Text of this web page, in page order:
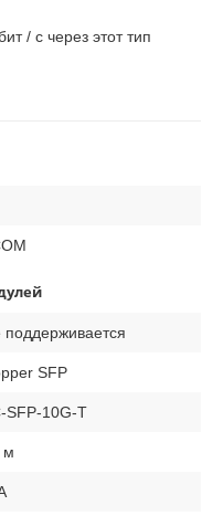
/ с через этот тип
поддерживается
SFP
SFP-10G-T
м